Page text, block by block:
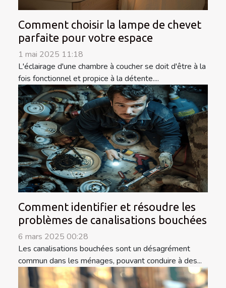
Comment choisir la lampe de chevet
parfaite pour votre espace
1 mai 2025 11:18
L'éclairage d'une chambre à coucher se doit d'être à la
fois fonctionnel et propice à la détente....
Comment identifier et résoudre les
problèmes de canalisations bouchées
6 mars 2025 00:28
Les canalisations bouchées sont un désagrément
commun dans les ménages, pouvant conduire à des...